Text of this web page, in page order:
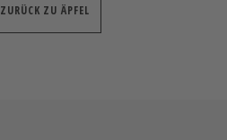
ZURÜCK ZU ÄPFEL